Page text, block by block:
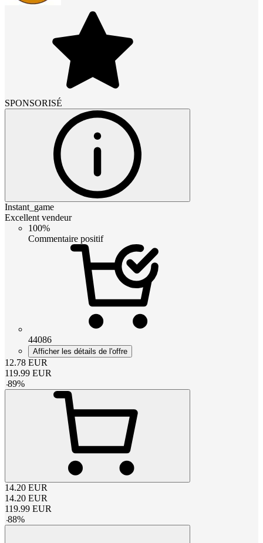
SPONSORISÉ
Instant_game
Excellent vendeur
100%
Commentaire positif
44086
Afficher les détails de l'offre
12.78 EUR
119.99 EUR
-89%
14.20 EUR
14.20 EUR
119.99 EUR
-88%